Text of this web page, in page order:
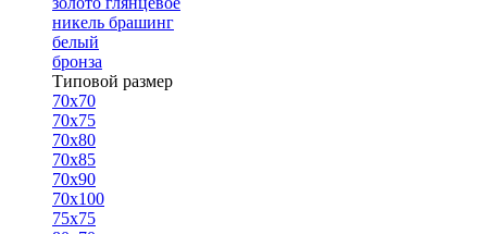
никель брашинг
белый
бронза
Типовой размер
70х70
70х75
70х80
70х85
70х90
70х100
75х75